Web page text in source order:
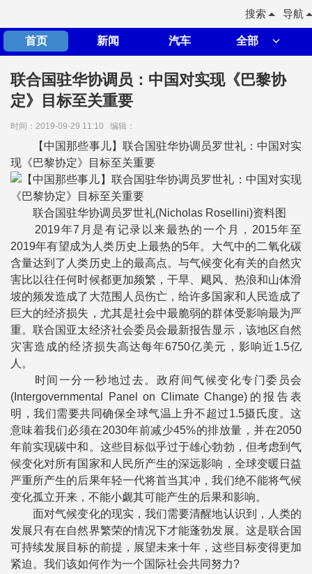
导航
搜索
首页 新闻 汽车 全部
联合国驻华协调员：中国对实现《巴黎协
定》目标至关重要
时间：2019-09-29 11:10 编辑：
【中国那些事儿】联合国驻华协调员罗世礼：中国对实
现《巴黎协定》目标至关重要
联合国驻华协调员罗世礼(Nicholas Rosellini)资料图
2019年7月是有记录以来最热的一个月，2015年至
2019年有望成为人类历史上最热的5年。大气中的二氧化碳
含量达到了人类历史上的最高点。与气候变化有关的自然灾
害比以往任何时候都更加频繁，干旱、飓风、热浪和山体滑
坡的频发造成了大范围人员伤亡，给许多国家和人民造成了
巨大的经济损失，尤其是社会中最脆弱的群体受影响最为严
重。联合国亚太经济社会委员会最新报告显示，该地区自然
灾害造成的经济损失高达每年6750亿美元，影响近1.5亿
人。
时间一分一秒地过去。政府间气候变化专门委员会
(Intergovernmental Panel on Climate Change)的报告表
明，我们需要共同确保全球气温上升不超过1.5摄氏度。这
意味着我们必须在2030年前减少45%的排放量，并在2050
年前实现碳中和。这些目标似乎过于雄心勃勃，但考虑到气
候变化对所有国家和人民所产生的深远影响，全球变暖日益
严重所产生的后果年轻一代将首当其冲，我们绝不能将气候
变化孤立开来，不能小觑其可能产生的后果和影响。
面对气候变化的现实，我们需要清醒地认识到，人类的
发展只有在自然界繁荣的情况下才能蓬勃发展。这是联合国
可持续发展目标的前提，展望未来十年，这些目标变得更加
紧迫。我们该如何作为一个国际社会共同努力?